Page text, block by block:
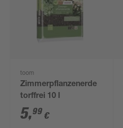
toom
Zimmerpflanzenerde
torffrei 10 l
5,99 €